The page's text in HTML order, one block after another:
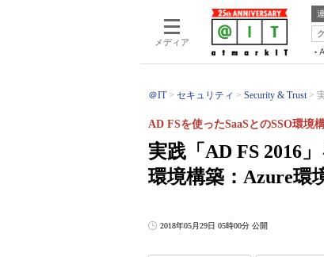
メディア
＠IT セキュリティ Security & Trust
実践「AD FS 2016
環境構築：Azure環
AD FSを使ったSaaSとのSSO環境構
2018年05月29日 05時00分 公開